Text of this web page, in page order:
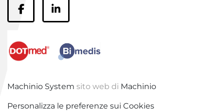
FacebookLinkedIn
Machinio System sito web di Machinio
Personalizza le preferenze sui Cookies